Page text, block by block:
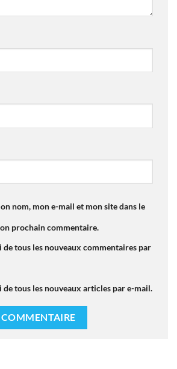
nom, mon e-mail et mon site dans le
prochain commentaire.
de tous les nouveaux commentaires par
de tous les nouveaux articles par e-mail.